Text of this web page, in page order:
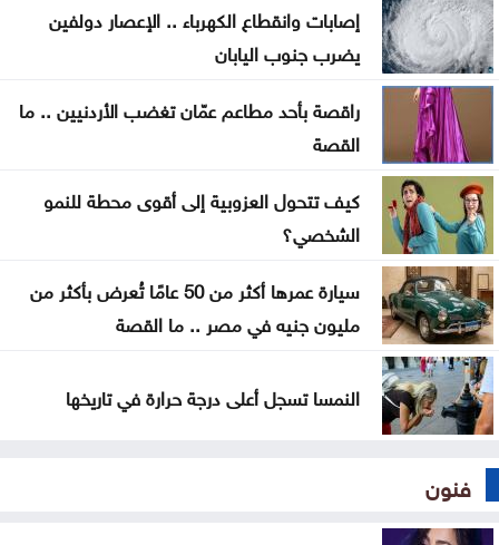
إصابات وانقطاع الكهرباء .. الإعصار دولفين
يضرب جنوب اليابان
راقصة بأحد مطاعم عمّان تغضب الأردنيين .. ما
القصة
كيف تتحول العزوبية إلى أقوى محطة للنمو
الشخصي؟
سيارة عمرها أكثر من 50 عامًا تُعرض بأكثر من
مليون جنيه في مصر .. ما القصة
النمسا تسجل أعلى درجة حرارة في تاريخها
فنون